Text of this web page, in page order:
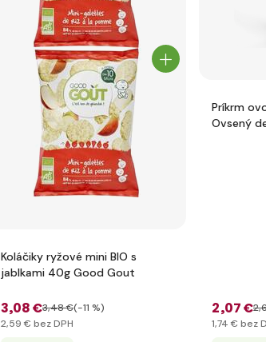
Koláčiky ryžové mini BIO s
jablkami 40g Good Gout
3,08 €3,48 €(-11 %)
2,59 € bez DPH
Príkrm
Ovsený
2,07 €2
1,74 € bez